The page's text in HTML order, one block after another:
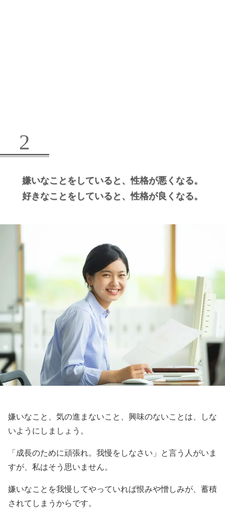
2
嫌いなことをしていると、性格が悪くなる。
好きなことをしていると、性格が良くなる。
嫌いなこと、気の進まないこと、興味のないことは、しな
いようにしましょう。
「成長のために頑張れ。我慢をしなさい」と言う人がいま
すが、私はそう思いません。
嫌いなことを我慢してやっていれば恨みや憎しみが、蓄積
されてしまうからです。